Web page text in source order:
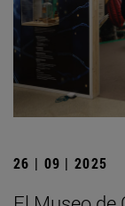
26 | 09 | 2025